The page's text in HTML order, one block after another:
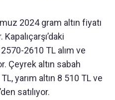
2024 gram altın fiyatı
2610 TL alım ve
Çeyrek altın sabah
yarım altın 8 510 TL ve
satılıyor.